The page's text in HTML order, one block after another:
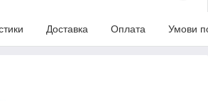
Доставка Оплата Умови